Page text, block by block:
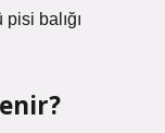
pisi balığı